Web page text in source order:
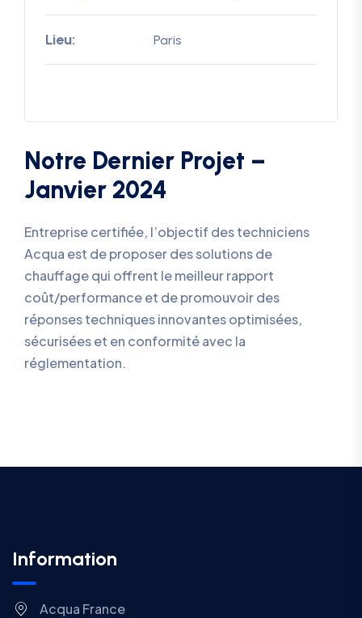
Lieu: Paris
Notre Dernier Projet –
Janvier 2024
Entreprise certifiée, l’objectif des techniciens
Acqua est de proposer des solutions de
chauffage qui offrent le meilleur rapport
coût/performance et de promouvoir des
réponses techniques innovantes optimisées,
sécurisées et en conformité avec la
réglementation.
Information
Acqua France